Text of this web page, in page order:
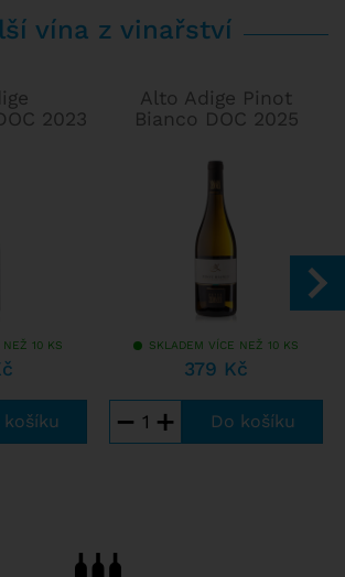
vína z vinařství
2023
NEŽ 10 KS
Alto Adige Pinot
Bianco DOC 2025
SKLADEM VÍCE NEŽ 10 KS
379 Kč
− +